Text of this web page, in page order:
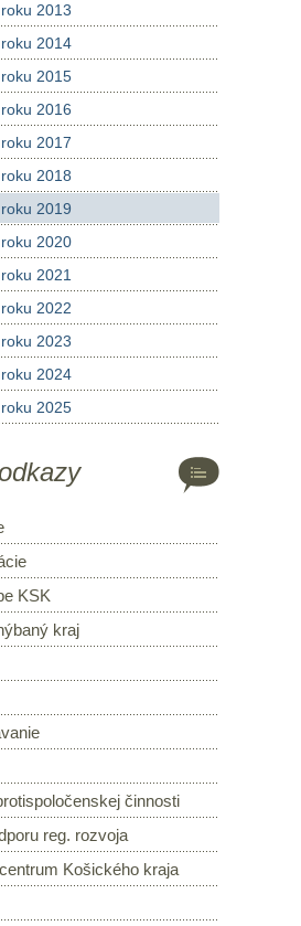
2013
2014
2015
2016
2017
2018
2019
2020
2021
2022
2023
2024
2025
KSK
kraj
činnosti
reg. rozvoja
Košického kraja